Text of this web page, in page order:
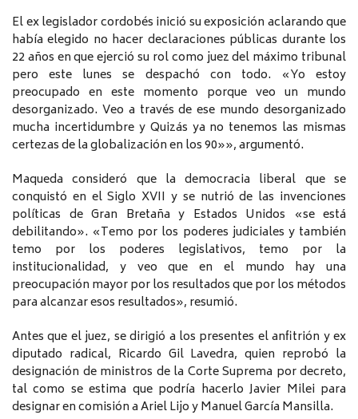
El ex legislador cordobés inició su exposición aclarando que
había elegido no hacer declaraciones públicas durante los
22 años en que ejerció su rol como juez del máximo tribunal
pero este lunes se despachó con todo. «Yo estoy
preocupado en este momento porque veo un mundo
desorganizado. Veo a través de ese mundo desorganizado
mucha incertidumbre y Quizás ya no tenemos las mismas
certezas de la globalización en los 90»», argumentó.
Maqueda consideró que la democracia liberal que se
conquistó en el Siglo XVII y se nutrió de las invenciones
políticas de Gran Bretaña y Estados Unidos «se está
debilitando». «Temo por los poderes judiciales y también
temo por los poderes legislativos, temo por la
institucionalidad, y veo que en el mundo hay una
preocupación mayor por los resultados que por los métodos
para alcanzar esos resultados», resumió.
Antes que el juez, se dirigió a los presentes el anfitrión y ex
diputado radical, Ricardo Gil Lavedra, quien reprobó la
designación de ministros de la Corte Suprema por decreto,
tal como se estima que podría hacerlo Javier Milei para
designar en comisión a Ariel Lijo y Manuel García Mansilla.